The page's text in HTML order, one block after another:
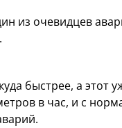
из очевидцев
быстрее, а этот
в час, и с